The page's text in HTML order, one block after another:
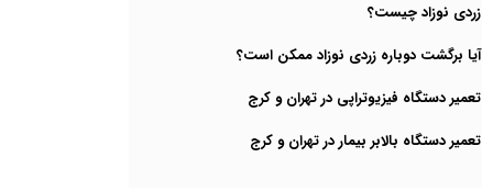
زردی نوزاد چیست؟
آیا برگشت دوباره زردی نوزاد ممکن است؟
تعمیر دستگاه فیزیوتراپی در تهران و کرج
تعمیر دستگاه بالابر بیمار در تهران و کرج